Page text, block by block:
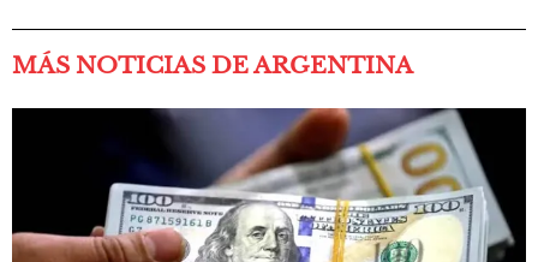
MÁS NOTICIAS DE ARGENTINA